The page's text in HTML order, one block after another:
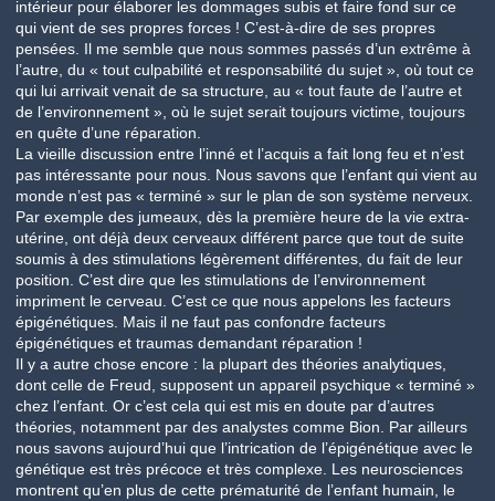
intérieur pour élaborer les dommages subis et faire fond sur ce
qui vient de ses propres forces ! C’est-à-dire de ses propres
pensées. Il me semble que nous sommes passés d’un extrême à
l’autre, du « tout culpabilité et responsabilité du sujet », où tout ce
qui lui arrivait venait de sa structure, au « tout faute de l’autre et
de l’environnement », où le sujet serait toujours victime, toujours
en quête d’une réparation.
La vieille discussion entre l’inné et l’acquis a fait long feu et n’est
pas intéressante pour nous. Nous savons que l’enfant qui vient au
monde n’est pas « terminé » sur le plan de son système nerveux.
Par exemple des jumeaux, dès la première heure de la vie extra-
utérine, ont déjà deux cerveaux différent parce que tout de suite
soumis à des stimulations légèrement différentes, du fait de leur
position. C’est dire que les stimulations de l’environnement
impriment le cerveau. C’est ce que nous appelons les facteurs
épigénétiques. Mais il ne faut pas confondre facteurs
épigénétiques et traumas demandant réparation !
Il y a autre chose encore : la plupart des théories analytiques,
dont celle de Freud, supposent un appareil psychique « terminé »
chez l’enfant. Or c’est cela qui est mis en doute par d’autres
théories, notamment par des analystes comme Bion. Par ailleurs
nous savons aujourd’hui que l’intrication de l’épigénétique avec le
génétique est très précoce et très complexe. Les neurosciences
montrent qu’en plus de cette prématurité de l’enfant humain, le